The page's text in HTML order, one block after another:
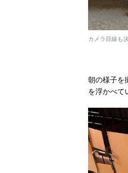
カメラ目線も
朝の様子を
を浮かべて